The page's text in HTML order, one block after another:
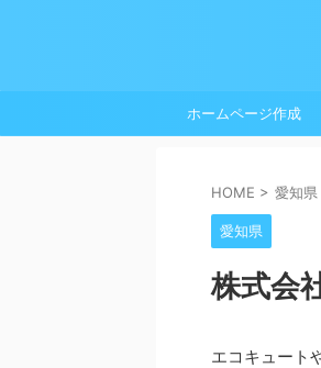
ホームページ作成
HOME > 愛知県
愛知県
株式会
エコキュート